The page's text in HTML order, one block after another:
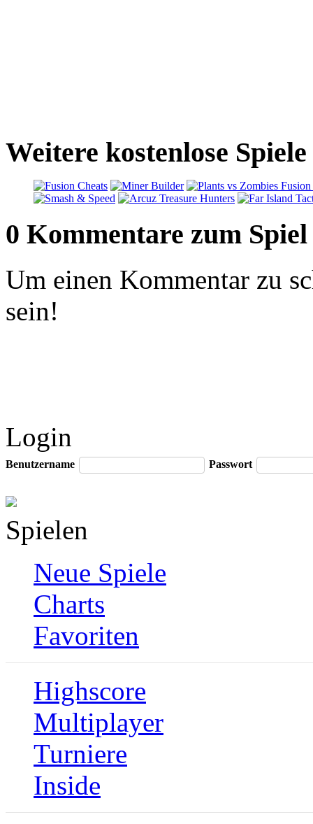
Weitere kostenlose
0 Kommentare zum Spiel
Um einen Kommentar zu
sein!
Login
Benutzername Passwort
Spielen
Neue Spiele
Charts
Favoriten
Highscore
Multiplayer
Turniere
Inside